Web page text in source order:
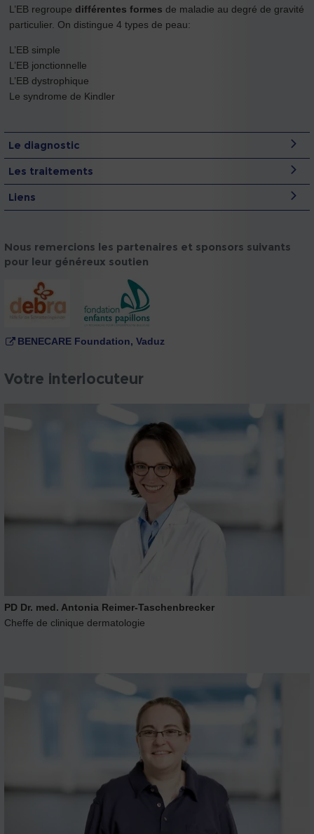
L’EB regroupe différentes formes de maladie au degré de gravité
particulier. On distingue 4 types de peau:
L’EB simple
L’EB jonctionnelle
L’EB dystrophique
Le syndrome de Kindler
Le diagnostic
Les traitements
Liens
Nous remercions les partenaires et sponsors suivants
pour leur généreux soutien
BENECARE Foundation, Vaduz
Votre interlocuteur
PD Dr. med. Antonia Reimer-Taschenbrecker
Cheffe de clinique dermatologie